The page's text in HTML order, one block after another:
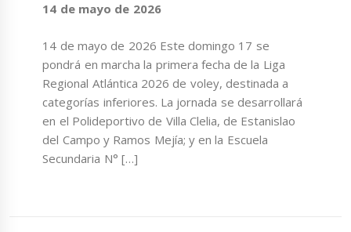
14 de mayo de 2026
14 de mayo de 2026 Este domingo 17 se
pondrá en marcha la primera fecha de la Liga
Regional Atlántica 2026 de voley, destinada a
categorías inferiores. La jornada se desarrollará
en el Polideportivo de Villa Clelia, de Estanislao
del Campo y Ramos Mejía; y en la Escuela
Secundaria N° […]